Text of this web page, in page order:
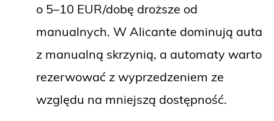
o 5–10 EUR/dobę droższe od
manualnych. W Alicante dominują auta
z manualną skrzynią, a automaty warto
rezerwować z wyprzedzeniem ze
względu na mniejszą dostępność.